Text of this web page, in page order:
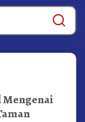
Mengenai